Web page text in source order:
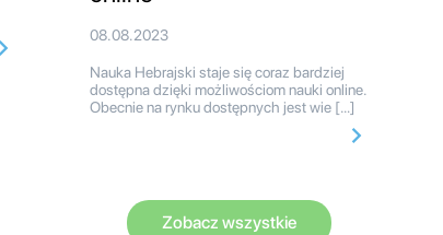
08.08.2023
Nauka Hebrajski staje się coraz bardziej
dostępna dzięki możliwościom nauki online.
Obecnie na rynku dostępnych jest wie […]
Zobacz wszystkie